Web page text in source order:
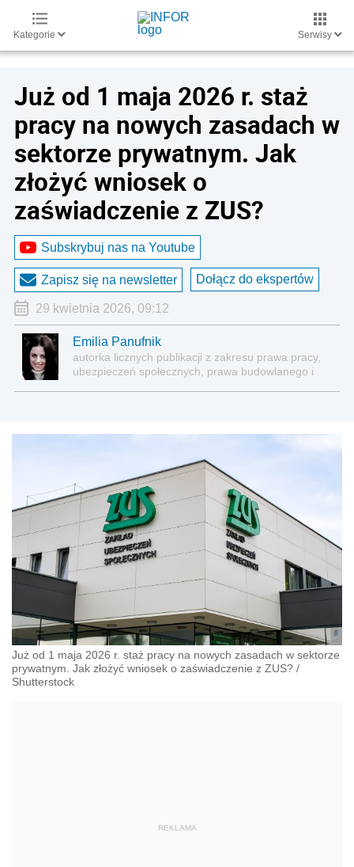
Kategorie Serwisy
Już od 1 maja 2026 r. staż
pracy na nowych zasadach w
sektorze prywatnym. Jak
złożyć wniosek o
zaświadczenie z ZUS?
Subskrybuj nas na Youtube
Zapisz się na newsletter Dołącz do ekspertów
29 kwietnia 2026, 09:12
Emilia Panufnik
autorka licznych publikacji z zakresu prawa pracy,
ubezpieczeń społecznych, prawa budowlanego i
Już od 1 maja 2026 r. staż pracy na nowych zasadach w sektorze
prywatnym. Jak złożyć wniosek o zaświadczenie z ZUS? /
Shutterstock